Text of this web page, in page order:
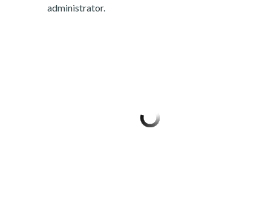
administrator.